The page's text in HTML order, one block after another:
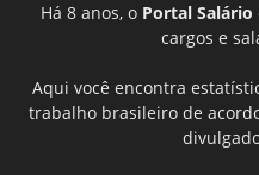
Há 8 anos, o Portal Salário
cargos e
Aqui você encontra
trabalho brasileiro de